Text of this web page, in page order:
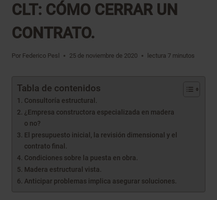
CLT: CÓMO CERRAR UN
CONTRATO.
Por Federico Pesl 25 de noviembre de 2020 lectura 7 minutos
Tabla de contenidos
Consultoría estructural.
¿Empresa constructora especializada en madera
o no?
El presupuesto inicial, la revisión dimensional y el
contrato final.
Condiciones sobre la puesta en obra.
Madera estructural vista.
Anticipar problemas implica asegurar soluciones.